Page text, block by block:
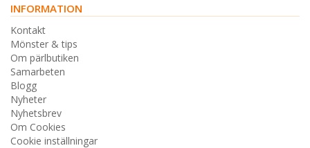
INFORMATION
Kontakt
Mönster & tips
Om pärlbutiken
Samarbeten
Blogg
Nyheter
Nyhetsbrev
Om Cookies
Cookie inställningar